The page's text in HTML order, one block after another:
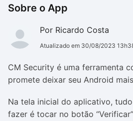
Sobre o App
Por Ricardo Costa
Atualizado em 30/08/2023
CM Security é uma ferramenta
promete deixar seu Android
Na tela inicial do aplicativo,
fazer é tocar no botão